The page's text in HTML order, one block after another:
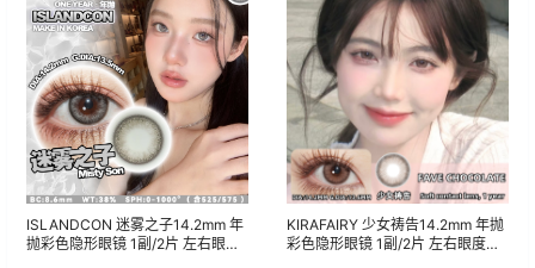
新品种草
薄雾电光瞳 混血感硅水凝胶美瞳12h氧透
2025-03-15
12:56:35
广场
这算沈星回本体出逃吗？
2025-03-08
15:49:58
广场
流光星辰 说想我，我现在就去找你
2025-03-01
16:17:59
ISLANDCON 迷雾之子14.2mm 年
抛彩色隐形眼镜 1副/2片 左右眼度
KIRAFAIRY 少女祷告14.2mm 年抛
彩色隐形眼镜 1副/2片 左右眼度数